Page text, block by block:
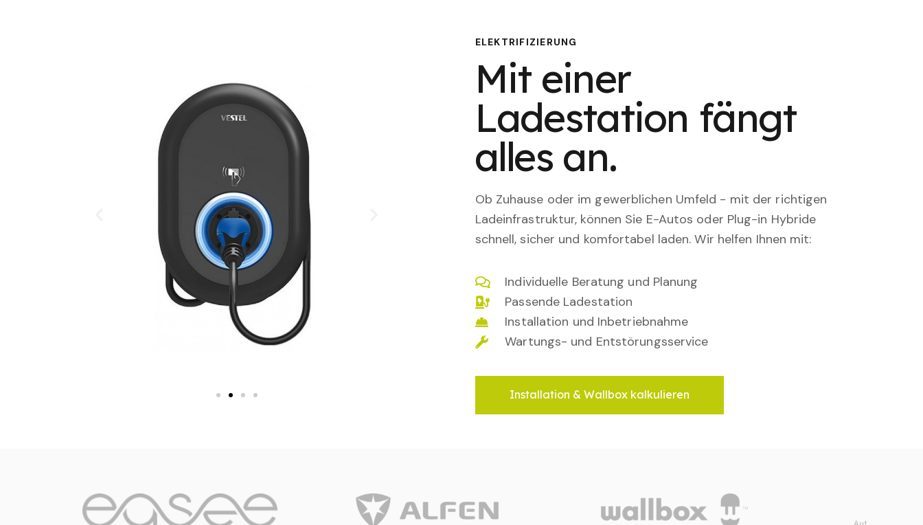
ELEKTRIFIZIERUNG
Mit einer
Ladestation fängt
alles an.
Ob Zuhause oder im gewerblichen Umfeld - mit der richtigen
Ladeinfrastruktur, können Sie E-Autos oder Plug-in Hybride
schnell, sicher und komfortabel laden. Wir helfen Ihnen mit:
Individuelle Beratung und Planung
Passende Ladestation
Installation und Inbetriebnahme
Wartungs- und Entstörungsservice
Installation & Wallbox kalkulieren